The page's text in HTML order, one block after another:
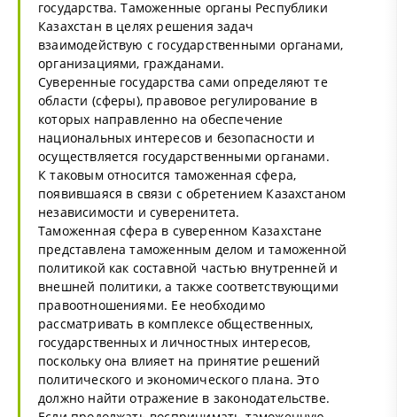
государства. Таможенные органы Республики
Казахстан в целях решения задач
взаимодействую с государственными органами,
организациями, гражданами.
Суверенные государства сами определяют те
области (сферы), правовое регулирование в
которых направленно на обеспечение
национальных интересов и безопасности и
осуществляется государственными органами.
К таковым относится таможенная сфера,
появившаяся в связи с обретением Казахстаном
независимости и суверенитета.
Таможенная сфера в суверенном Казахстане
представлена таможенным делом и таможенной
политикой как составной частью внутренней и
внешней политики, а также соответствующими
правоотношениями. Ее необходимо
рассматривать в комплексе общественных,
государственных и личностных интересов,
поскольку она влияет на принятие решений
политического и экономического плана. Это
должно найти отражение в законодательстве.